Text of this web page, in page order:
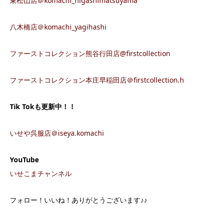
八木橋店＠komachi_yagihashi
ファーストコレクション熊谷行田店@firstcollection
ファーストコレクション本庄早稲田店＠firstcollection.h
Tik Tokも更新中！！
いせや呉服店＠iseya.komachi
YouTube
いせこまチャンネル
フォロー！いいね！ありがとうございます♪♪